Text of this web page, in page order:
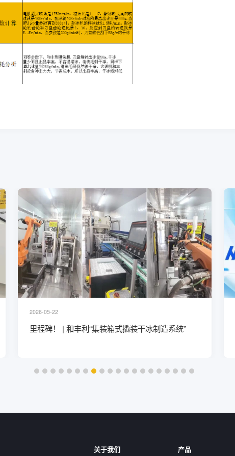
2026-05-22
里程碑！ | 和丰利“集装箱式撬装干冰制造系统”
产品
关于我们